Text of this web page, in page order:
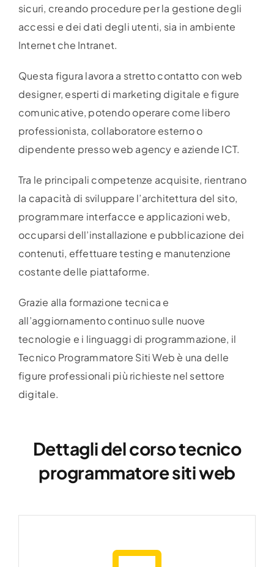
sicuri, creando procedure per la gestione degli
accessi e dei dati degli utenti, sia in ambiente
Internet che Intranet.
Questa figura lavora a stretto contatto con web
designer, esperti di marketing digitale e figure
comunicative, potendo operare come libero
professionista, collaboratore esterno o
dipendente presso web agency e aziende ICT.
Tra le principali competenze acquisite, rientrano
la capacità di sviluppare l’architettura del sito,
programmare interfacce e applicazioni web,
occuparsi dell’installazione e pubblicazione dei
contenuti, effettuare testing e manutenzione
costante delle piattaforme.
Grazie alla formazione tecnica e
all’aggiornamento continuo sulle nuove
tecnologie e i linguaggi di programmazione, il
Tecnico Programmatore Siti Web è una delle
figure professionali più richieste nel settore
digitale.
Dettagli del corso tecnico
programmatore siti web